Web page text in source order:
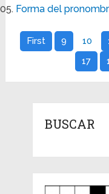
Forma del
First 9 10
17
BUSCAR